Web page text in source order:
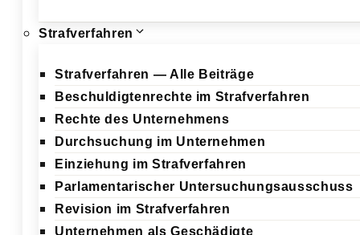
Strafverfahren
Strafverfahren — Alle Beiträge
Beschuldigtenrechte im Strafverfahren
Rechte des Unternehmens
Durchsuchung im Unternehmen
Einziehung im Strafverfahren
Parlamentarischer Untersuchungsausschuss
Revision im Strafverfahren
Unternehmen als Geschädigte